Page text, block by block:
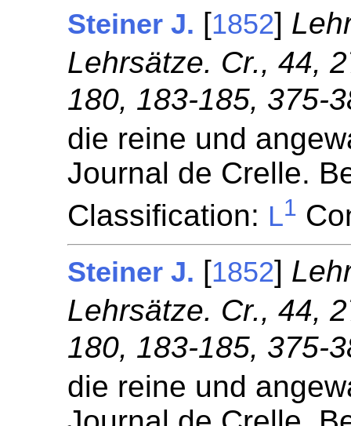
Steiner J. [1852]
Lehrsätze. Cr., 44,
180, 183-185, 375-
die reine und
Journal de Crelle.
Classification: L1
Steiner J. [1852]
Lehrsätze. Cr., 44,
180, 183-185, 375-
die reine und